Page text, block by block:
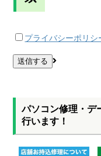
プライバシーポリシ
パソコン修理・デ
行います！